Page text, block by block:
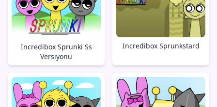
Incredibox Sprunki Ss
Versiyonu
Incredibox Sprunkstard